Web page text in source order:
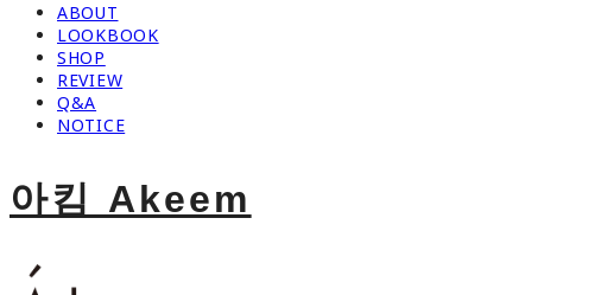
ABOUT
LOOKBOOK
SHOP
REVIEW
Q&A
NOTICE
아킴 Akeem